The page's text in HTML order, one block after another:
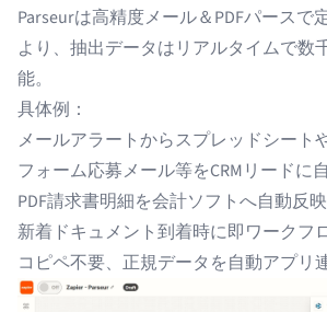
Parseurは高精度メール＆PDFパースで
より、抽出データはリアルタイムで数
能。
具体例：
メールアラートからスプレッドシート
フォーム応募メール等をCRMリードに
PDF請求書明細を会計ソフトへ自動反映
新着ドキュメント到着時に即ワークフ
コピペ不要、正規データを自動アプリ